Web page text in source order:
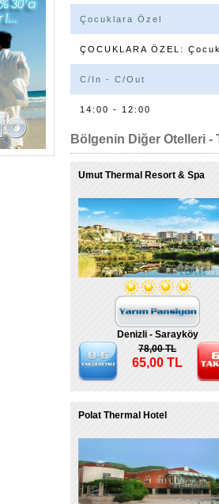
Çocuklara Özel
ÇOCUKLARA ÖZEL:
C/In - C/Out
14:00 - 12:00
Bölgenin Diğer Otelleri -
Umut Thermal Resort & Spa
Denizli - Sarayköy
78,00 TL
65,00 TL
Polat Thermal Hotel